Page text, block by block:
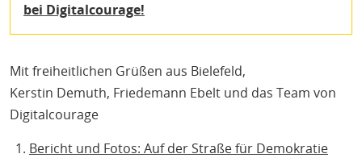
bei Digitalcourage!
Mit freiheitlichen Grüßen aus Bielefeld,
Kerstin Demuth, Friedemann Ebelt und das Team von
Digitalcourage
Bericht und Fotos: Auf der Straße für Demokratie